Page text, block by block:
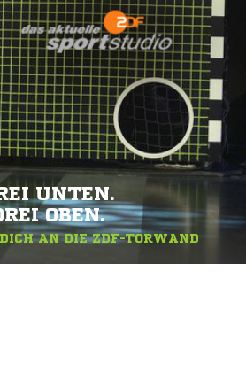
UNTEN.
OBEN.
AN DIE ZDF-TORWAND